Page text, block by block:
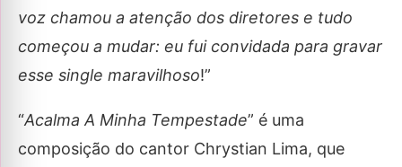
voz chamou a atenção dos diretores e tudo
começou a mudar: eu fui convidada para gravar
esse single maravilhoso!”
“Acalma A Minha Tempestade” é uma
composição do cantor Chrystian Lima, que